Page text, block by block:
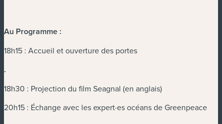
Au Programme :
18h15 : Accueil et ouverture des portes
.
18h30 : Projection du film Seagnal (en anglais)
20h15 : Échange avec les expert·es océans de Greenpeace